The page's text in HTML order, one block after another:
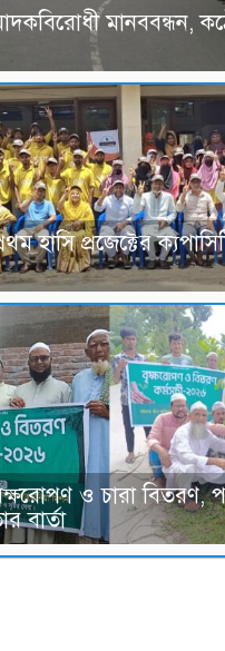
মানববন্ধন,
হাসি প্রজেক্টের
ও চারা বিতরণ,
বার্তা